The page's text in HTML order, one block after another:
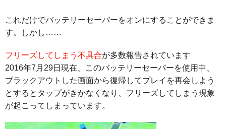
これだけでバッテリーセーバーをオンにすることができま
す。しかし……
フリーズしてしまう不具合が多数報告されています
2016年7月29日現在、このバッテリーセーバーを使用中、
ブラックアウトした画面から復帰してプレイを再会しよう
とするとタップがきかなくなり、フリーズしてしまう現象
が起こってしまっています。